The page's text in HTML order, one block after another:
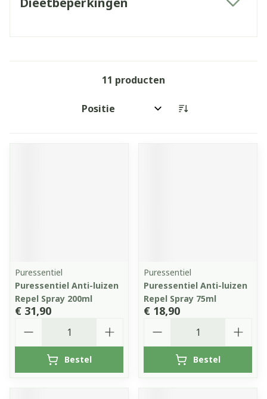
11 producten
Sorteer op:
Puressentiel
Puressentiel Anti-luizen
Repel Spray 200ml
€ 31,90
Bestel
Puressentiel
Puressentiel Anti-luizen
Repel Spray 75ml
€ 18,90
Bestel